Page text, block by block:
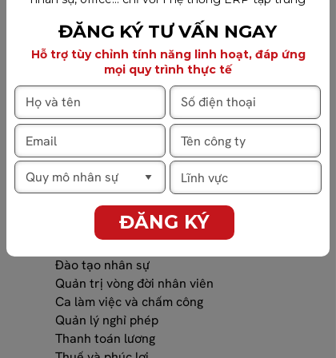
Nhân sự & Tiền lương
Đào tạo nhân sự
Quản trị vòng đời nhân viên
Ca làm việc và chấm công
Quản lý nghỉ phép
Thanh toán lương
ĐĂNG KÝ TƯ VẤN NGAY
ĐĂNG KÝ
Hỗ trợ tùy chỉnh tính năng linh hoạt, đáp ứng
mọi quy trình thực tế